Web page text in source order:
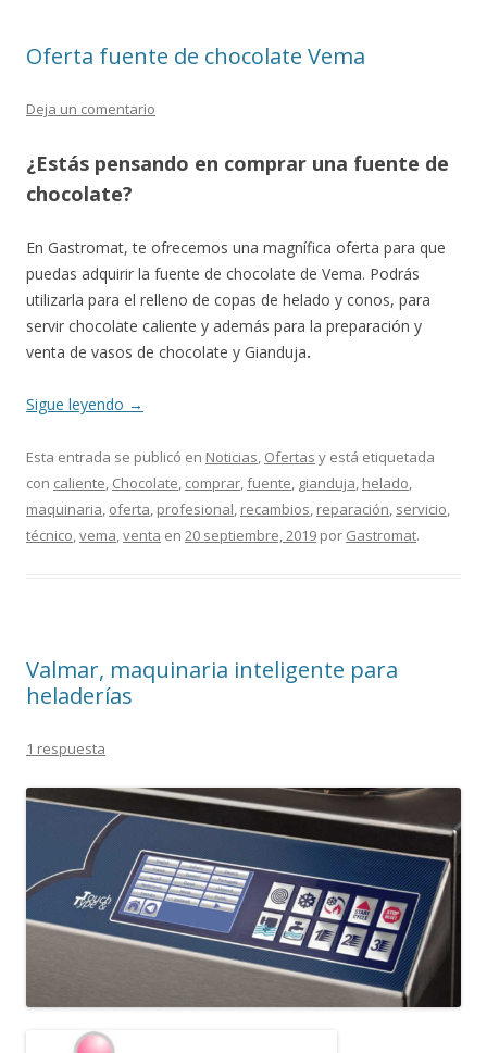
Oferta fuente de chocolate Vema
Deja un comentario
¿Estás pensando en comprar una fuente de
chocolate?
En Gastromat, te ofrecemos una magnífica oferta para que
puedas adquirir la fuente de chocolate de Vema. Podrás
utilizarla para el relleno de copas de helado y conos, para
servir chocolate caliente y además para la preparación y
venta de vasos de chocolate y Gianduja.
Sigue leyendo →
Esta entrada se publicó en Noticias Ofertas y está etiquetada
con caliente Chocolate comprar fuente gianduja helado
maquinaria oferta profesional recambios reparación servicio
técnico vema venta en 20 septiembre, 2019 por Gastromat.
Valmar, maquinaria inteligente para
heladerías
1 respuesta